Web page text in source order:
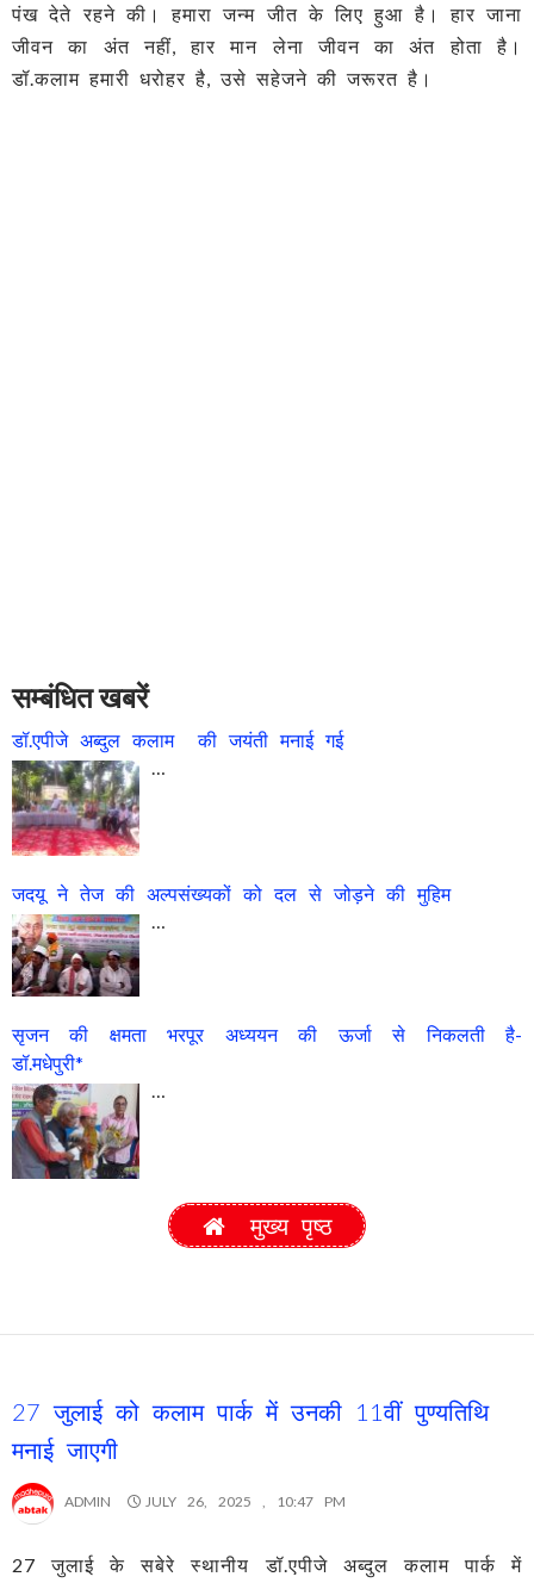
पंख देते रहने की। हमारा जन्म जीत के लिए हुआ है। हार जाना
जीवन का अंत नहीं, हार मान लेना जीवन का अंत होता है।
डॉ.कलाम हमारी धरोहर है, उसे सहेजने की जरूरत है।
सम्बंधित खबरें
डॉ.एपीजे अब्दुल कलाम की जयंती मनाई गई
…
जदयू ने तेज की अल्पसंख्यकों को दल से जोड़ने की मुहिम
…
सृजन की क्षमता भरपूर अध्ययन की ऊर्जा से निकलती है-
डॉ.मधेपुरी*
मुख्य पृष्ठ
27 जुलाई को कलाम पार्क में उनकी 11वीं पुण्यतिथि
मनाई जाएगी
ADMIN JULY 26, 2025 , 10:47 PM
27 जुलाई के सबेरे स्थानीय डॉ.एपीजे अब्दुल कलाम पार्क में